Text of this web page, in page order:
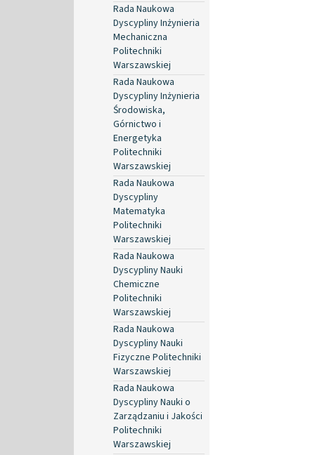
Rada Naukowa
Dyscypliny Inżynieria
Mechaniczna
Politechniki
Warszawskiej
Rada Naukowa
Dyscypliny Inżynieria
Środowiska,
Górnictwo i
Energetyka
Politechniki
Warszawskiej
Rada Naukowa
Dyscypliny
Matematyka
Politechniki
Warszawskiej
Rada Naukowa
Dyscypliny Nauki
Chemiczne
Politechniki
Warszawskiej
Rada Naukowa
Dyscypliny Nauki
Fizyczne Politechniki
Warszawskiej
Rada Naukowa
Dyscypliny Nauki o
Zarządzaniu i Jakości
Politechniki
Warszawskiej